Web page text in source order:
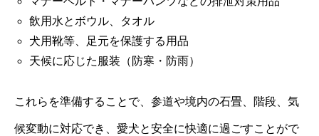
飲用水とボウル、タオル
犬用靴等、足元を保護する用品
天候に応じた服装（防寒・防雨）
これらを準備することで、参道や境内の石畳、階段、気
候変動に対応でき、愛犬と安全に快適に過ごすことがで